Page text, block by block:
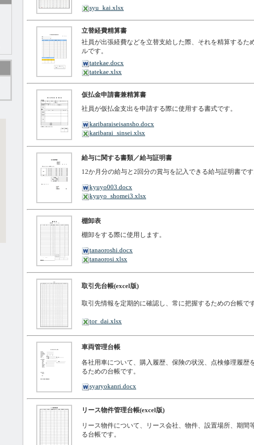
syu_kai.xlsx
立替経費精算書
社員が出張経費などを立替支給した際、それを精算するた
ルです。
tatekae.docx
tatekae.xlsx
仮払金申請書兼精算書
社員が仮払金支出を申請する際に使用する書式です。
karibaraiseisansho.docx
karibarai_sinsei.xlsx
給与に関する書類／給与証明書
12か月分の給与と2回分の賞与を記入できる給与証明書です
kyuyo003.docx
kyuyo_shomei3.xlsx
棚卸表
棚卸をする際に使用します。
tanaoroshi.docx
tanaorosi.xlsx
取引先台帳(excel版)
取引先情報を定期的に確認し、常に把握するための台帳です
tor_dai.xlsx
車両管理台帳
各社用車について、購入履歴、保険の状況、点検修理履歴
るための台帳です。
syaryokanri.docx
リース物件管理台帳(excel版)
リース物件について、リース会社、物件、設置場所、期間
る台帳です。